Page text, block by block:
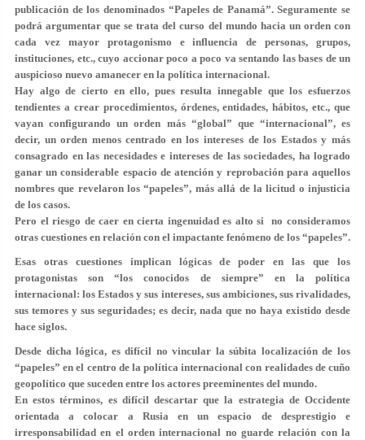
publicación de los denominados “Papeles de Panamá”. Seguramente se
podrá argumentar que se trata del curso del mundo hacia un orden con
cada vez mayor protagonismo e influencia de personas, grupos,
instituciones, etc., cuyo accionar poco a poco va sentando las bases de un
auspicioso nuevo amanecer en la política internacional.
Hay algo de cierto en ello, pues resulta innegable que los esfuerzos
tendientes a crear procedimientos, órdenes, entidades, hábitos, etc., que
vayan configurando un orden más “global” que “internacional”, es
decir, un orden menos centrado en los intereses de los Estados y más
consagrado en las necesidades e intereses de las sociedades, ha logrado
ganar un considerable espacio de atención y reprobación para aquellos
nombres que revelaron los “papeles”, más allá de la licitud o injusticia
de los casos.
Pero el riesgo de caer en cierta ingenuidad es alto si no consideramos
otras cuestiones en relación con el impactante fenómeno de los “papeles”.
Esas otras cuestiones implican lógicas de poder en las que los
protagonistas son “los conocidos de siempre” en la política
internacional: los Estados y sus intereses, sus ambiciones, sus rivalidades,
sus temores y sus seguridades; es decir, nada que no haya existido desde
hace siglos.
Desde dicha lógica, es difícil no vincular la súbita localización de los
“papeles” en el centro de la política internacional con realidades de cuño
geopolítico que suceden entre los actores preeminentes del mundo.
En estos términos, es difícil descartar que la estrategia de Occidente
orientada a colocar a Rusia en un espacio de desprestigio e
irresponsabilidad en el orden internacional no guarde relación con la